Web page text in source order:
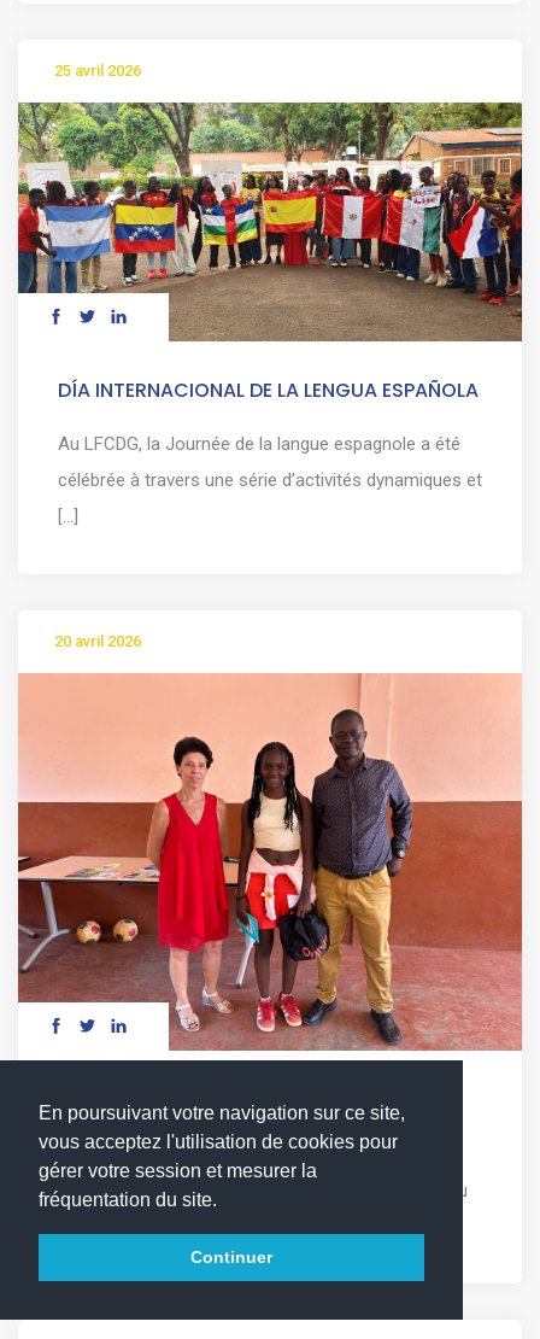
En poursuivant votre navigation sur ce site,
vous acceptez l'utilisation de cookies pour
gérer votre session et mesurer la
fréquentation du site.
Continuer
25 avril 2026
DÍA INTERNACIONAL DE LA LENGUA ESPAÑOLA
Au LFCDG, la Journée de la langue espagnole a été
célébrée à travers une série d’activités dynamiques et
[...]
20 avril 2026
DÉFI LECTURE : LES MOTS EN COMPÉTITION
Vendredi 17 avril, les élèves du cycle 3 ont relevé
avec enthousiasme le 1er défi lecture du LFCDG. Au